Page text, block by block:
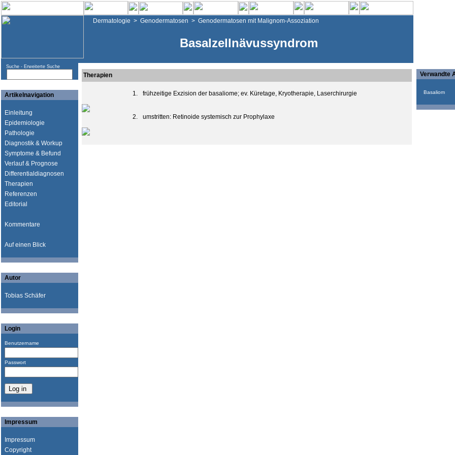
Dermatologie > Genodermatosen > Genodermatosen mit Malignom-Assoziation
Basalzellnävussyndrom
Suche - Erweiterte Suche
Artikelnavigation
Einleitung
Epidemiologie
Pathologie
Diagnostik & Workup
Symptome & Befund
Verlauf & Prognose
Differentialdiagnosen
Therapien
Referenzen
Editorial
Kommentare
Auf einen Blick
Autor
Tobias Schäfer
Login
Benutzername
Passwort
Impressum
Impressum
Copyright
Therapien
1. frühzeitige Exzision der basaliome; ev. Küretage, Kryotherapie, Laserchirurgie
2. umstritten: Retinoide systemisch zur Prophylaxe
Verwandte
Basaliom